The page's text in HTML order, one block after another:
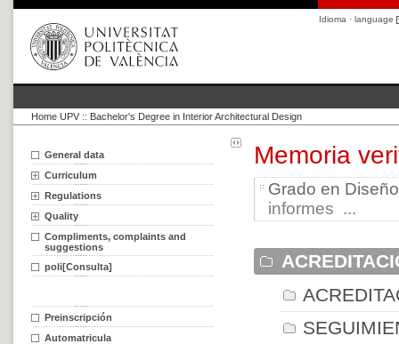
Idioma · language
Home UPV :: Bachelor's Degree in Interior Architectural Design
General data
Curriculum
Regulations
Quality
Compliments, complaints and
suggestions
poli[Consulta]
Preinscripción
Automatricula
Memoria
Grado en
informes ...